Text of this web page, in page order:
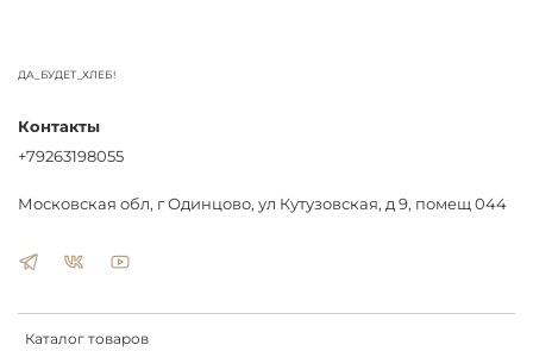
ДА_БУДЕТ_ХЛЕБ!
Каталог товаров
Контакты
+79263198055
Московская обл, г Одинцово, ул Кутузовская, д 9, помещ 044